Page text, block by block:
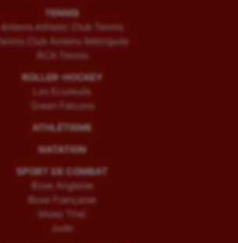
TENNIS
Amiens Athletic Club Tennis
Tennis Club Amiens Métropole
RCA Tennis
ROLLER-HOCKEY
Les Ecureuils
Green Falcons
ATHLÉTISME
NATATION
SPORT DE COMBAT
Boxe Anglaise
Boxe Française
Muay Thaï
Judo